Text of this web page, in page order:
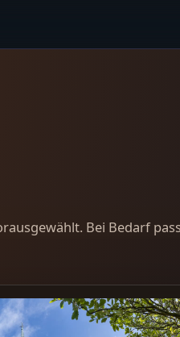
Bei Bedarf